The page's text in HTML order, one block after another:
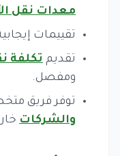
معدات نقل
تقييمات
تقديم تكلفة
ومفصل.
توفر فريق
والشركات